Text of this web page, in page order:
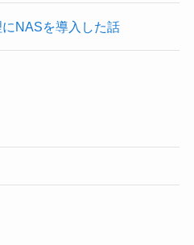
NASを導入した話